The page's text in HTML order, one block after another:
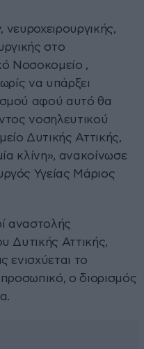
νευροχειρουργικής,
στο
Νοσοκομείο ,
να υπάρξει
αφού αυτό θα
νοσηλευτικού
Δυτικής Αττικής,
κλίνη», ανακοίνωσε
Υγείας Μάριος
αναστολής
Δυτικής Αττικής,
ενισχύεται το
ο διορισμός